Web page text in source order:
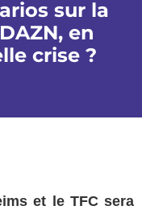
sur la
en
crise ?
et le TFC sera